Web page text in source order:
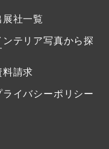
展社一覧
ンテリア写真から探
料請求
ライバシーポリシー